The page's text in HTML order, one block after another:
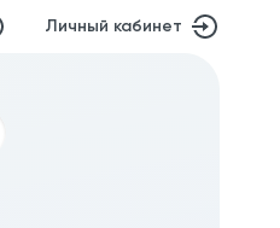
Личный кабинет